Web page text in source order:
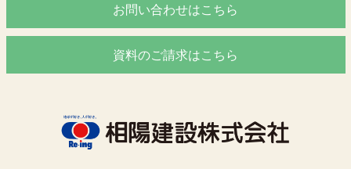
お問い合わせはこちら
資料のご請求はこちら